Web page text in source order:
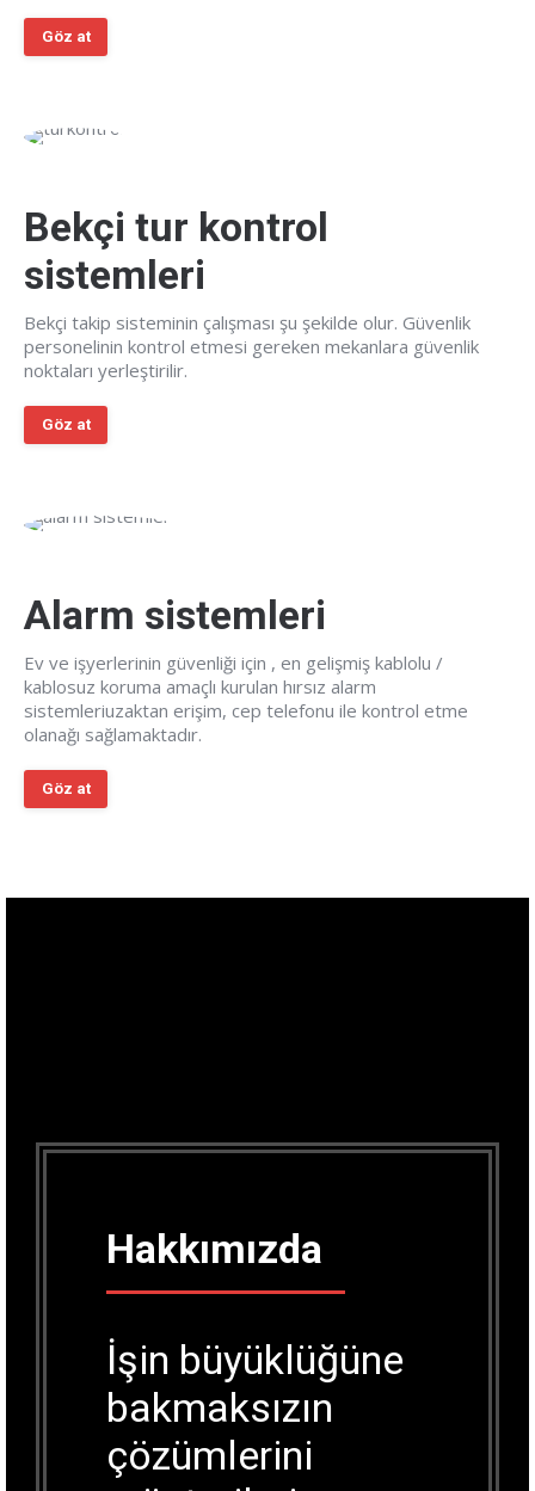
Göz at
Bekçi tur kontrol
sistemleri
Bekçi takip sisteminin çalışması şu şekilde olur. Güvenlik
personelinin kontrol etmesi gereken mekanlara güvenlik
noktaları yerleştirilir.
Göz at
Alarm sistemleri
Ev ve işyerlerinin güvenliği için , en gelişmiş kablolu /
kablosuz koruma amaçlı kurulan hırsız alarm
sistemleriuzaktan erişim, cep telefonu ile kontrol etme
olanağı sağlamaktadır.
Göz at
Hakkımızda
İşin büyüklüğüne
bakmaksızın
çözümlerini